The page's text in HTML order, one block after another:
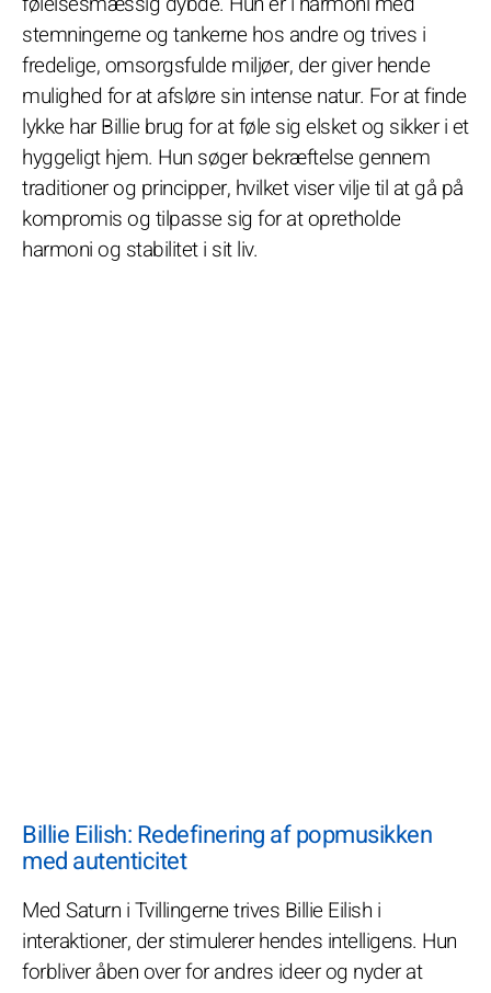
stemningerne og tankerne hos andre og trives i
fredelige, omsorgsfulde miljøer, der giver hende
mulighed for at afsløre sin intense natur. For at finde
lykke har Billie brug for at føle sig elsket og sikker i et
hyggeligt hjem. Hun søger bekræftelse gennem
traditioner og principper, hvilket viser vilje til at gå på
kompromis og tilpasse sig for at opretholde
harmoni og stabilitet i sit liv.
Billie Eilish: Redefinering af popmusikken
med autenticitet
Med Saturn i Tvillingerne trives Billie Eilish i
interaktioner, der stimulerer hendes intelligens. Hun
forbliver åben over for andres ideer og nyder at